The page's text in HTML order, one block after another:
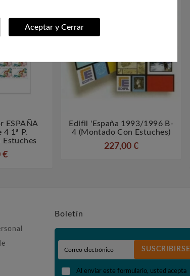
Aceptar y Cerrar
ESPAÑA
4 1ª P.
Estuches
€
 
Edifil 'España 1993/1996 B-
4 (montado Con Estuches)
227,00 €
Boletín
SUSCRIBIRSE
Al enviar este formulario, usted acepta